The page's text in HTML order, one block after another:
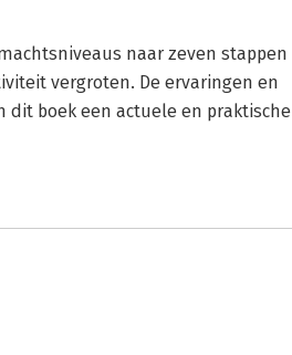
naar zeven stappen
vergroten. De ervaringen en
dit boek een actuele en praktische